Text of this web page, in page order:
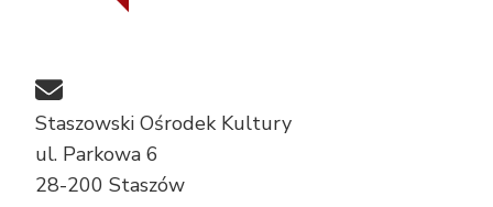
Staszowski Ośrodek Kultury
ul. Parkowa 6
28-200 Staszów